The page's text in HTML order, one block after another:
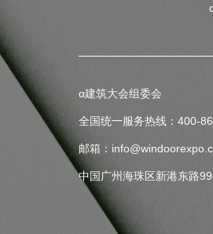
α建筑大会组委会
全国统一服务热线：400-
邮箱：
中国广州海珠区新港东路